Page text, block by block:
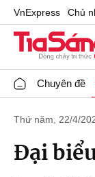
VnExpress Chủ
Chuyên đề
Thứ năm, 22/4/
Đại